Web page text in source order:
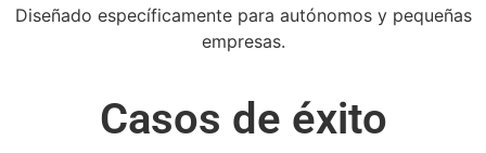
Diseñado específicamente para autónomos y pequeñas
empresas.
Casos de éxito